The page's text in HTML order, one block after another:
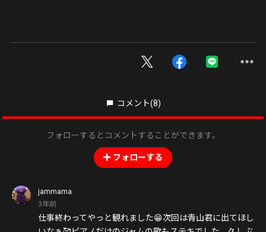
コメント(8)
フォローするとコメントすることができます。
フォローする
jammama
3年前
仕事終わってやっと観れました😁次回は青山君に出てほし